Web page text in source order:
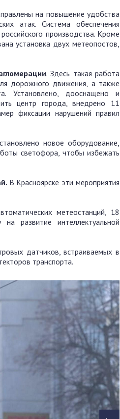
на повышение удобства
атак. Система обеспечения
производства. Кроме
установка двух метеопостов,
. Здесь такая работа
дорожного движения, а также
Установлено, дооснащено и
центр города, внедрено 11
фиксации нарушений правил
новое оборудование,
светофора, чтобы избежать
В Красноярске эти мероприятия
метеостанций, 18
развитие интеллектуальной
датчиков, встраиваемых в
транспорта.